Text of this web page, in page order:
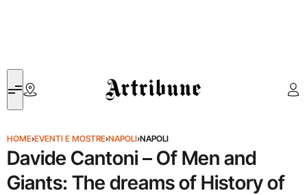
Artribune
HOME›EVENTI E MOSTRE›NAPOLI›NAPOLI
Davide Cantoni – Of Men and
Giants: The dreams of History of